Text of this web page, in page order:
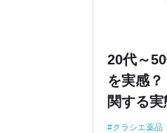
20代～
を実感
関する
クラシエ薬品